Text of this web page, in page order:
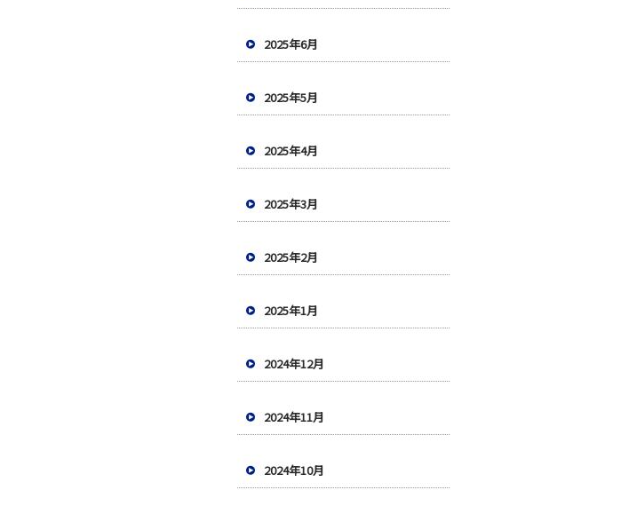
2025年6月
2025年5月
2025年4月
2025年3月
2025年2月
2025年1月
2024年12月
2024年11月
2024年10月